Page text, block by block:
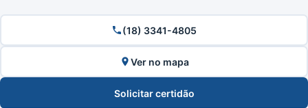
(18) 3341-4805
Ver no mapa
Solicitar certidão